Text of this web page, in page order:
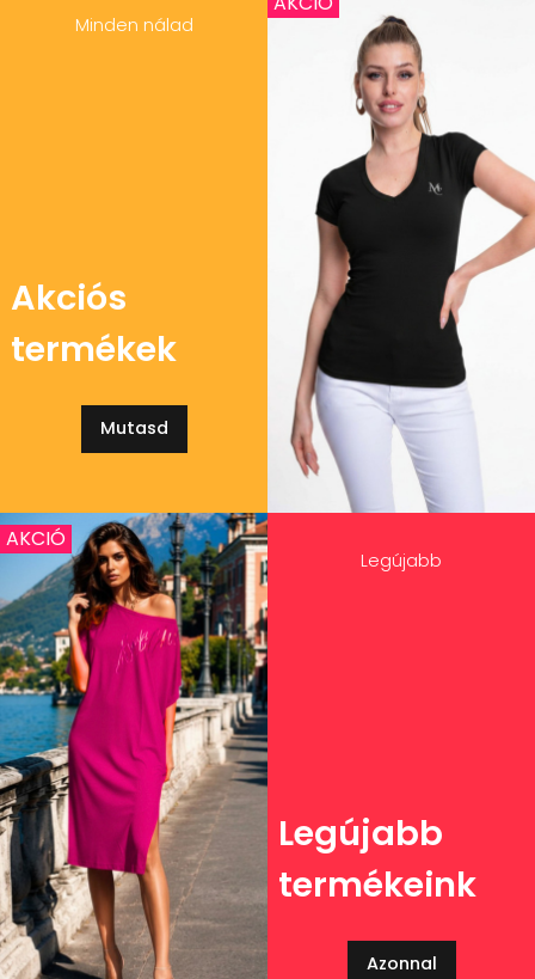
Minden nálad
Akciós
termékek
Mutasd
Legújabb
Legújabb
termékeink
Azonnal
AKCIÓ